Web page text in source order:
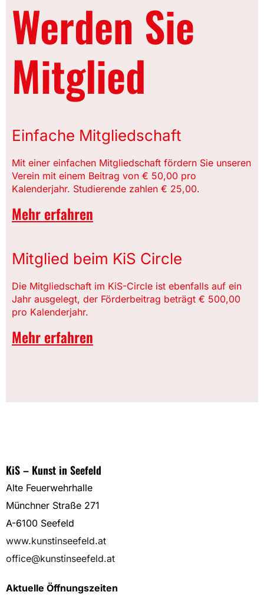
Werden Sie
Mitglied
Einfache Mitgliedschaft
Mit einer einfachen Mitgliedschaft fördern Sie unseren
Verein mit einem Beitrag von € 50,00 pro
Kalenderjahr. Studierende zahlen € 25,00.
Mehr erfahren
Mitglied beim KiS Circle
Die Mitgliedschaft im KiS-Circle ist ebenfalls auf ein
Jahr ausgelegt, der Förderbeitrag beträgt € 500,00
pro Kalenderjahr.
Mehr erfahren
KiS – Kunst in Seefeld
Alte Feuerwehrhalle
Münchner Straße 271
A-6100 Seefeld
www.kunstinseefeld.at
office@kunstinseefeld.at
Aktuelle Öffnungszeiten